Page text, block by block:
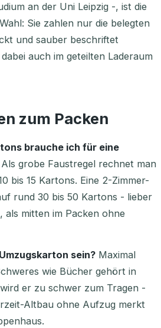
an der Uni Leipzig -, ist die
Sie zahlen nur die belegten
und sauber beschriftet
auch im geteilten Laderaum
zum Packen
brauche ich für eine
Als grobe Faustregel rechnet man
bis 15 Kartons. Eine 2-Zimmer-
rund 30 bis 50 Kartons - lieber
als mitten im Packen ohne
sein? Maximal
wie Bücher gehört in
er zu schwer zum Tragen -
Altbau ohne Aufzug merkt